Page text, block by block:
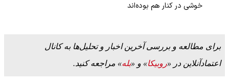
خوشی در کنار هم بوده‌اند
برای مطالعه و بررسی آخرین اخبار و تحلیل‌ها به کانال
اعتمادآنلاین در «روبیکا» و «بله» مراجعه کنید.